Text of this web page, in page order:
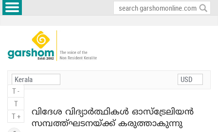
T -
T
T +
വിദേശ വിദ്യാർത്ഥികൾ ഓസ്ട്രേലിയൻ
സമ്പത്ത്ഘടനയ്ക്ക് കരുത്താകുന്നു